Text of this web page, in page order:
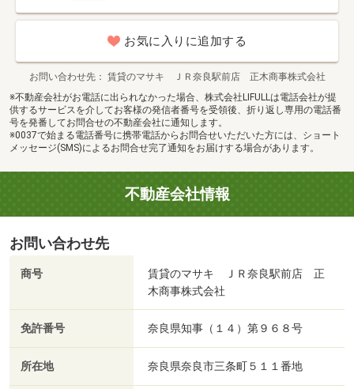
お気に入りに追加する
お問い合わせ先
賃貸のマサキ ＪＲ奈良駅前店 正木商事株式会社
※不動産会社がお電話に出られなかった場合、株式会社LIFULLは電話会社が提
供するサービスを介してお客様の発信者番号を受領後、折り返し専用の電話番
号を発番してお問合せの不動産会社に通知します。
※0037で始まる電話番号に携帯電話からお問合せいただいた方には、ショート
メッセージ(SMS)によるお問合せ完了通知をお届けする場合があります。
不動産会社情報
お問い合わせ先
商号
賃貸のマサキ ＪＲ奈良駅前店 正
木商事株式会社
免許番号 奈良県知事（１４）第９６８号
所在地 奈良県奈良市三条町５１１番地